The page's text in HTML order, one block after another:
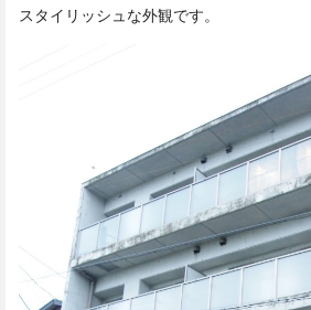
スタイリッシュな外観です。